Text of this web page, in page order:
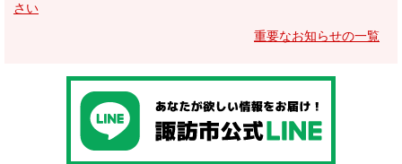
さい
重要なお知らせの一覧